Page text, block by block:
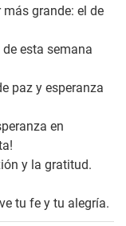
grande: el de
esta semana
paz y esperanza
en
y la gratitud.
tu fe y tu alegría.